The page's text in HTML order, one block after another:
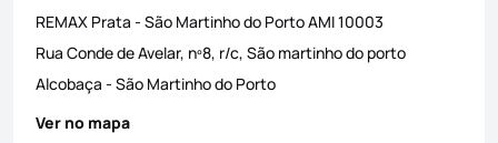
REMAX Prata - São Martinho do PortoAMI10003
Rua Conde de Avelar, nº8, r/c, São martinho do porto
Alcobaça - São Martinho do Porto
Ver no mapa